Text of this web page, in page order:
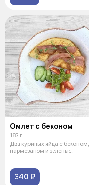
Омлет с беконом
187 г
Два куриных яйца с беконом,
пармезаном и зеленью.
340 ₽